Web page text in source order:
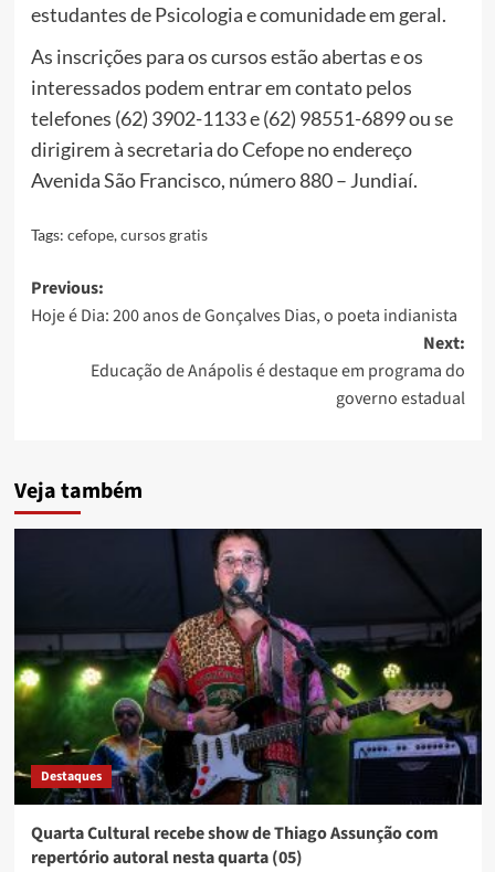
estudantes de Psicologia e comunidade em geral.
As inscrições para os cursos estão abertas e os
interessados podem entrar em contato pelos
telefones (62) 3902-1133 e (62) 98551-6899 ou se
dirigirem à secretaria do Cefope no endereço
Avenida São Francisco, número 880 – Jundiaí.
Tags: cefope,cursos gratis
Post
navigation
Previous:
Hoje é Dia: 200 anos de Gonçalves Dias, o poeta indianista
Next:
Educação de Anápolis é destaque em programa do
governo estadual
Veja também
Destaques
Quarta Cultural recebe show de Thiago Assunção com
repertório autoral nesta quarta (05)